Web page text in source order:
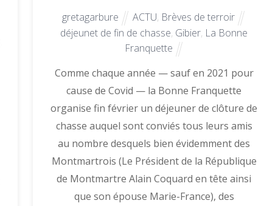
gretagarbure ACTU, Brèves de terroir
déjeunet de fin de chasse, Gibier, La Bonne
Franquette
Comme chaque année — sauf en 2021 pour
cause de Covid — la Bonne Franquette
organise fin février un déjeuner de clôture de
chasse auquel sont conviés tous leurs amis
au nombre desquels bien évidemment des
Montmartrois (Le Président de la République
de Montmartre Alain Coquard en tête ainsi
que son épouse Marie-France), des